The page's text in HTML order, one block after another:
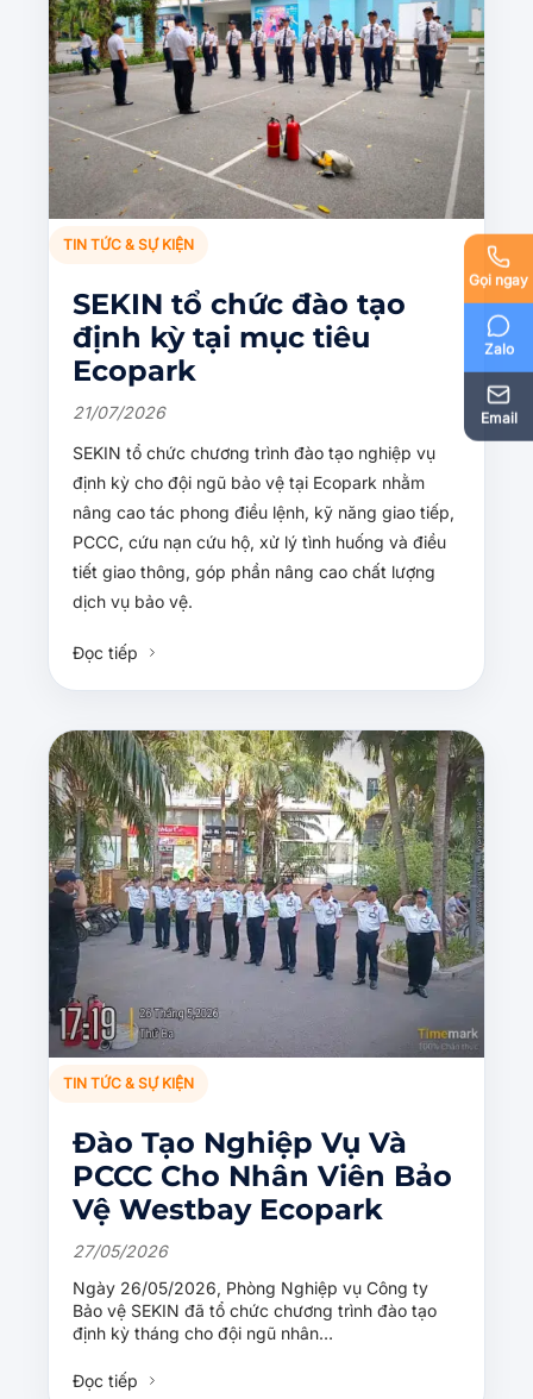
Gọi ngay
Zalo
Email
TIN TỨC & SỰ KIỆN
SEKIN tổ chức đào tạo
định kỳ tại mục tiêu
Ecopark
21/07/2026
SEKIN tổ chức chương trình đào tạo nghiệp vụ
định kỳ cho đội ngũ bảo vệ tại Ecopark nhằm
nâng cao tác phong điều lệnh, kỹ năng giao tiếp,
PCCC, cứu nạn cứu hộ, xử lý tình huống và điều
tiết giao thông, góp phần nâng cao chất lượng
dịch vụ bảo vệ.
Đọc tiếp
TIN TỨC & SỰ KIỆN
Đào Tạo Nghiệp Vụ Và
PCCC Cho Nhân Viên Bảo
Vệ Westbay Ecopark
27/05/2026
Ngày 26/05/2026, Phòng Nghiệp vụ Công ty
Bảo vệ SEKIN đã tổ chức chương trình đào tạo
định kỳ tháng cho đội ngũ nhân…
Đọc tiếp